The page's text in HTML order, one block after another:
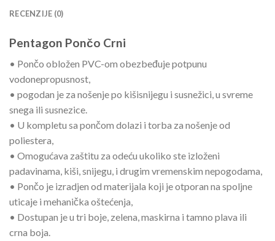
RECENZIJE (0)
Pentagon Pončo Crni
• Pončo obložen PVC-om obezbeđuje potpunu
vodonepropusnost,
• pogodan je za nošenje po kišisnijegu i susnežici, u svreme
snega ili susnezice.
• U kompletu sa pončom dolazi i torba za nošenje od
poliestera,
• Omogućava zaštitu za odeću ukoliko ste izloženi
padavinama, kiši, snijegu, i drugim vremenskim nepogodama,
• Pončo je izradjen od materijala koji je otporan na spoljne
uticaje i mehanička oštećenja,
• Dostupan je u tri boje, zelena, maskirna i tamno plava ili
crna boja.